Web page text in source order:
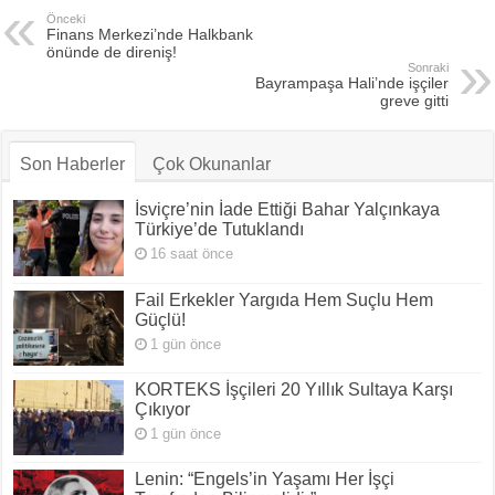
Önceki
Finans Merkezi’nde Halkbank
önünde de direniş!
Sonraki
Bayrampaşa Hali’nde işçiler
greve gitti
Son Haberler Çok Okunanlar
İsviçre’nin İade Ettiği Bahar Yalçınkaya
Türkiye’de Tutuklandı
16 saat önce
Fail Erkekler Yargıda Hem Suçlu Hem
Güçlü!
1 gün önce
KORTEKS İşçileri 20 Yıllık Sultaya Karşı
Çıkıyor
1 gün önce
Lenin: “Engels’in Yaşamı Her İşçi